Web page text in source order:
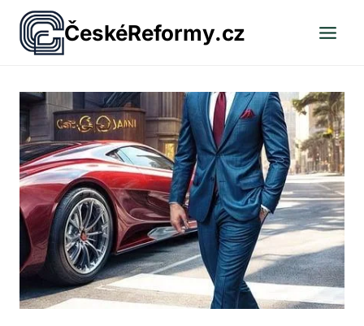
Přeskočit
obsah
ČeskéReformy.cz